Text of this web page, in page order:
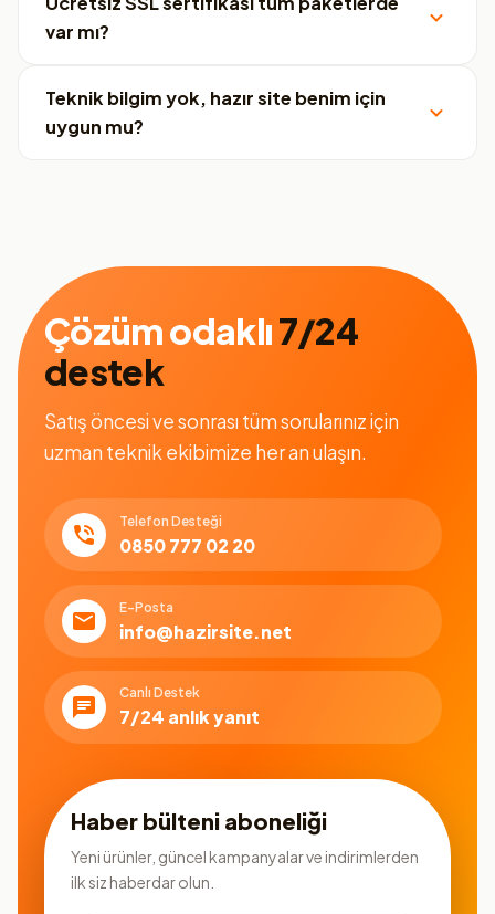
var mı?
Teknik bilgim yok, hazır site benim için
uygun mu?
Çözüm odaklı7/24
destek
Satış öncesi ve sonrası tüm sorularınız için
uzman teknik ekibimize her an ulaşın.
Telefon Desteği
0850 777 02 20
E-Posta
info@hazirsite.net
Canlı Destek
7/24 anlık yanıt
Haber bülteni aboneliği
Yeni ürünler, güncel kampanyalar ve indirimlerden
ilk siz haberdar olun.